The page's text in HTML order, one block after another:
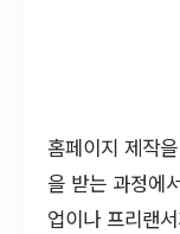
홈페이지 제작
을 받는 과정에
업이나 프리랜